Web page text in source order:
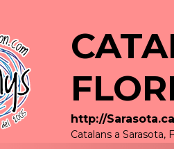
http://
Catalans a Sarasota,